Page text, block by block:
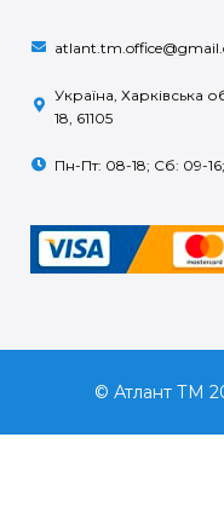
Україна, Харківська
18, 61105
Пн-Пт: 08-18; Сб: 09-
© Атлант ТМ